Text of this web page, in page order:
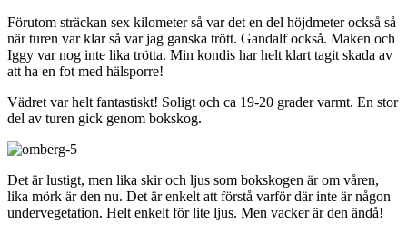
Förutom sträckan sex kilometer så var det en del höjdmeter också så
när turen var klar så var jag ganska trött. Gandalf också. Maken och
Iggy var nog inte lika trötta. Min kondis har helt klart tagit skada av
att ha en fot med hälsporre!
Vädret var helt fantastiskt! Soligt och ca 19-20 grader varmt. En stor
del av turen gick genom bokskog.
Det är lustigt, men lika skir och ljus som bokskogen är om våren,
lika mörk är den nu. Det är enkelt att förstå varför där inte är någon
undervegetation. Helt enkelt för lite ljus. Men vacker är den ändå!